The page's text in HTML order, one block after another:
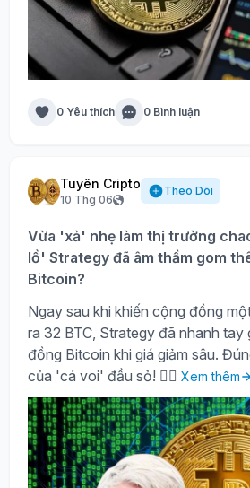
0 Yêu thích 0 Bình luận
Tuyên Cripto
10 Thg 06
Theo Dõi
Vừa 'xả' nhẹ làm thị trường
lồ' Strategy đã âm thầm gom
Bitcoin?
Ngay sau khi khiến cộng đồng
ra 32 BTC, Strategy đã nhanh tay
đồng Bitcoin khi giá giảm sâu.
của 'cá voi' đầu sỏ! 🤷‍♂️ Xem thêm